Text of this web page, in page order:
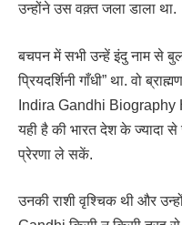
उन्होंने उस वक़्त जला डाला था.
बचपन में सभी उन्हें इंदु नाम से
प्रियदर्शिनी गाँधी” था. वो
Indira Gandhi Biography
यही है की भारत देश के ज्यादा से
प्रेरणा ले सकें.
उनकी राशी वृश्चिक थी और